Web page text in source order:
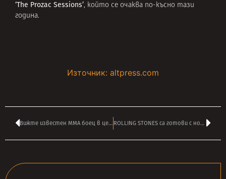
‘The Prozac Sessions’, който се очаква по-късно тази
година.
Източник: altpress.com
Вижте известен ММА боец в центъра на новото видео на THE CULT ROLLING STONES са готови с новия албум – ще правят още концерти тази година